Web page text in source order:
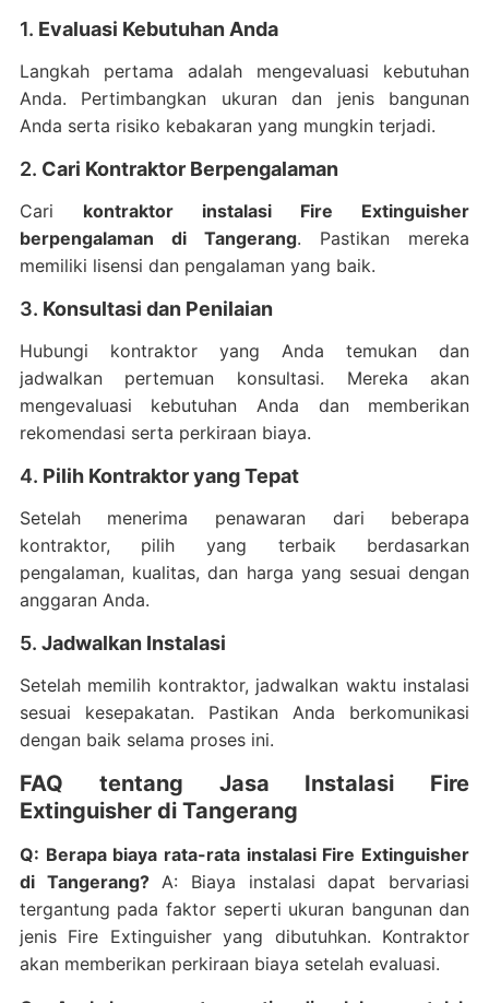
1. Evaluasi Kebutuhan Anda
Langkah pertama adalah mengevaluasi kebutuhan
Anda. Pertimbangkan ukuran dan jenis bangunan
Anda serta risiko kebakaran yang mungkin terjadi.
2. Cari Kontraktor Berpengalaman
Cari kontraktor instalasi Fire Extinguisher
berpengalaman di Tangerang. Pastikan mereka
memiliki lisensi dan pengalaman yang baik.
3. Konsultasi dan Penilaian
Hubungi kontraktor yang Anda temukan dan
jadwalkan pertemuan konsultasi. Mereka akan
mengevaluasi kebutuhan Anda dan memberikan
rekomendasi serta perkiraan biaya.
4. Pilih Kontraktor yang Tepat
Setelah menerima penawaran dari beberapa
kontraktor, pilih yang terbaik berdasarkan
pengalaman, kualitas, dan harga yang sesuai dengan
anggaran Anda.
5. Jadwalkan Instalasi
Setelah memilih kontraktor, jadwalkan waktu instalasi
sesuai kesepakatan. Pastikan Anda berkomunikasi
dengan baik selama proses ini.
FAQ tentang Jasa Instalasi Fire
Extinguisher di Tangerang
Q: Berapa biaya rata-rata instalasi Fire Extinguisher
di Tangerang?A: Biaya instalasi dapat bervariasi
tergantung pada faktor seperti ukuran bangunan dan
jenis Fire Extinguisher yang dibutuhkan. Kontraktor
akan memberikan perkiraan biaya setelah evaluasi.